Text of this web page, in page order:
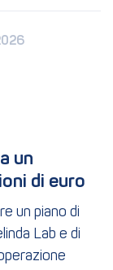
un
di euro
un piano di
Lab e di